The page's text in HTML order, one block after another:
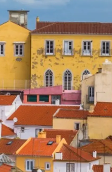
La Société
Le Courtage
Charter - Location
Nouvelles
Événements
La Société
Notre Équipe
Request Parts